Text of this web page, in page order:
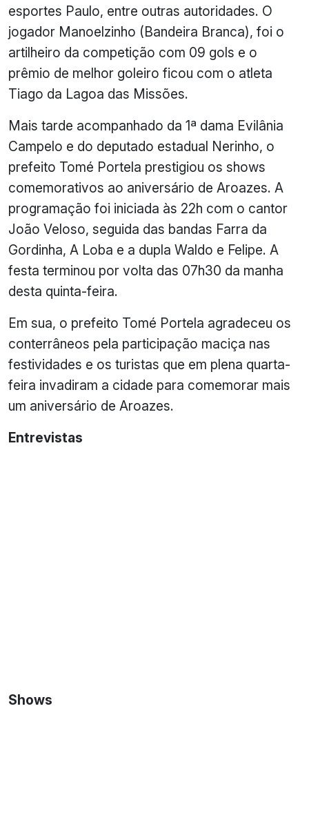
esportes Paulo, entre outras autoridades. O
jogador Manoelzinho (Bandeira Branca), foi o
artilheiro da competição com 09 gols e o
prêmio de melhor goleiro ficou com o atleta
Tiago da Lagoa das Missões.
Mais tarde acompanhado da 1ª dama Evilânia
Campelo e do deputado estadual Nerinho, o
prefeito Tomé Portela prestigiou os shows
comemorativos ao aniversário de Aroazes. A
programação foi iniciada às 22h com o cantor
João Veloso, seguida das bandas Farra da
Gordinha, A Loba e a dupla Waldo e Felipe. A
festa terminou por volta das 07h30 da manha
desta quinta-feira.
Em sua, o prefeito Tomé Portela agradeceu os
conterrâneos pela participação maciça nas
festividades e os turistas que em plena quarta-
feira invadiram a cidade para comemorar mais
um aniversário de Aroazes.
Entrevistas
Shows